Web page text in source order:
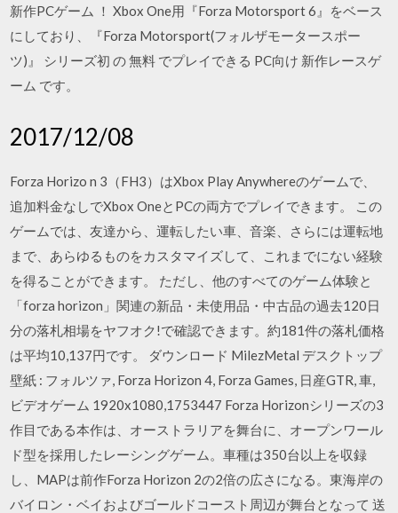
新作PCゲーム ！ Xbox One用『Forza Motorsport 6』をベース
にしており、『Forza Motorsport(フォルザモータースポー
ツ)』 シリーズ初 の 無料 でプレイできる PC向け 新作レースゲ
ーム です。
2017/12/08
Forza Horizo n 3（FH3）はXbox Play Anywhereのゲームで、
追加料金なしでXbox OneとPCの両方でプレイできます。 この
ゲームでは、友達から、運転したい車、音楽、さらには運転地
まで、あらゆるものをカスタマイズして、これまでにない経験
を得ることができます。 ただし、他のすべてのゲーム体験と
「forza horizon」関連の新品・未使用品・中古品の過去120日
分の落札相場をヤフオク!で確認できます。約181件の落札価格
は平均10,137円です。 ダウンロード MilezMetal デスクトップ
壁紙 : フォルツァ, Forza Horizon 4, Forza Games, 日産GTR, 車,
ビデオゲーム 1920x1080,1753447 Forza Horizonシリーズの3
作目である本作は、オーストラリアを舞台に、オープンワール
ド型を採用したレーシングゲーム。車種は350台以上を収録
し、MAPは前作Forza Horizon 2の2倍の広さになる。東海岸の
バイロン・ベイおよびゴールドコースト周辺が舞台となって 送